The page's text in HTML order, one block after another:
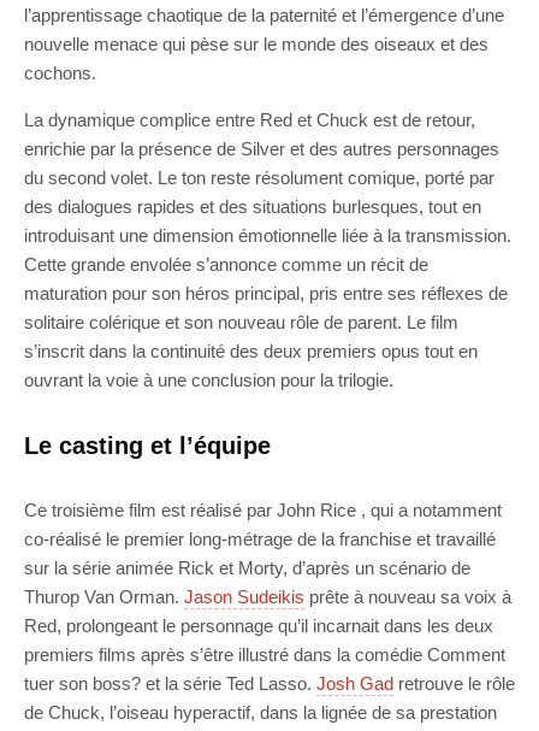
l’apprentissage chaotique de la paternité et l’émergence d’une
nouvelle menace qui pèse sur le monde des oiseaux et des
cochons.
La dynamique complice entre Red et Chuck est de retour,
enrichie par la présence de Silver et des autres personnages
du second volet. Le ton reste résolument comique, porté par
des dialogues rapides et des situations burlesques, tout en
introduisant une dimension émotionnelle liée à la transmission.
Cette grande envolée s’annonce comme un récit de
maturation pour son héros principal, pris entre ses réflexes de
solitaire colérique et son nouveau rôle de parent. Le film
s’inscrit dans la continuité des deux premiers opus tout en
ouvrant la voie à une conclusion pour la trilogie.
Le casting et l’équipe
Ce troisième film est réalisé par John Rice , qui a notamment
co-réalisé le premier long-métrage de la franchise et travaillé
sur la série animée Rick et Morty, d’après un scénario de
Thurop Van Orman. Jason Sudeikis prête à nouveau sa voix à
Red, prolongeant le personnage qu’il incarnait dans les deux
premiers films après s’être illustré dans la comédie Comment
tuer son boss? et la série Ted Lasso. Josh Gad retrouve le rôle
de Chuck, l’oiseau hyperactif, dans la lignée de sa prestation